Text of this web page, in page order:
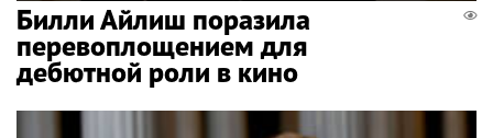
Билли Айлиш поразила
перевоплощением для
дебютной роли в кино